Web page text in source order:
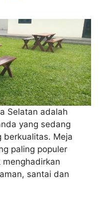
Selatan adalah
yang sedang
berkualitas. Meja
paling populer
santai dan